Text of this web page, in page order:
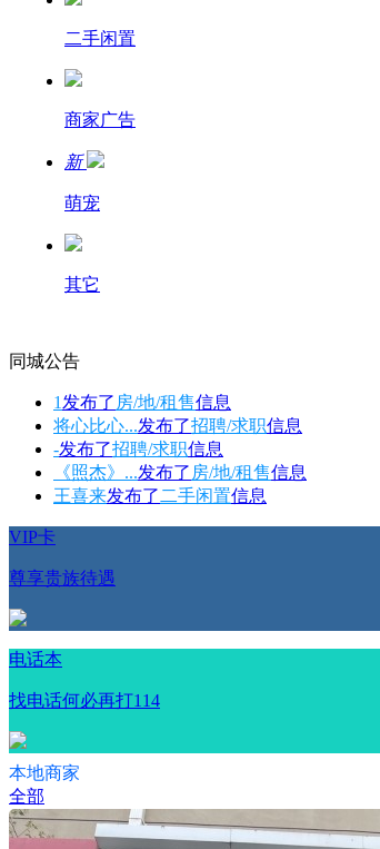
二手闲置
商家广告
新
萌宠
其它
同城公告
1 发布了 房/地/租售信息
将心比心...发布了招聘/求职信息
-发布了招聘/求职信息
《照杰》...发布了 房/地/租售信息
王喜来发布了 二手闲置信息
VIP卡
尊享贵族待遇
电话本
找电话何必再打114
本地商家
全部